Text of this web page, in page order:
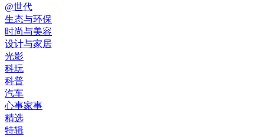
@世代
生态与环保
时尚与美容
设计与家居
光影
科玩
科普
汽车
心事家事
精选
特辑